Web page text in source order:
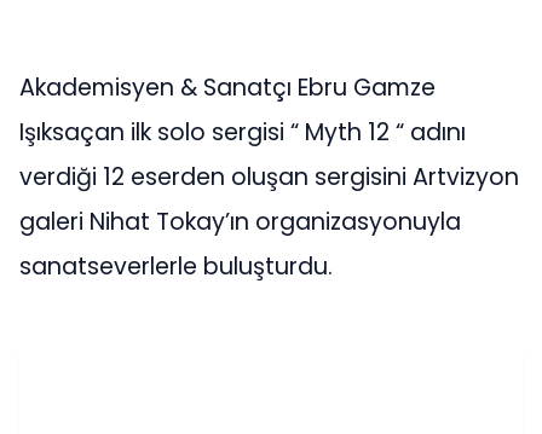
Akademisyen & Sanatçı Ebru Gamze
Işıksaçan ilk solo sergisi “ Myth 12 “ adını
verdiği 12 eserden oluşan sergisini Artvizyon
galeri Nihat Tokay’ın organizasyonuyla
sanatseverlerle buluşturdu.